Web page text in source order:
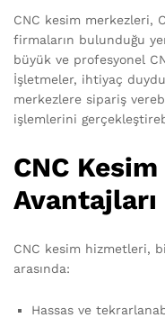
CNC kesim merkezleri,
firmaların bulunduğu
büyük ve profesyonel
İşletmeler, ihtiyaç
merkezlere sipariş
işlemlerini
CNC
Avantajları
CNC kesim hizmetleri,
arasında:
Hassas ve